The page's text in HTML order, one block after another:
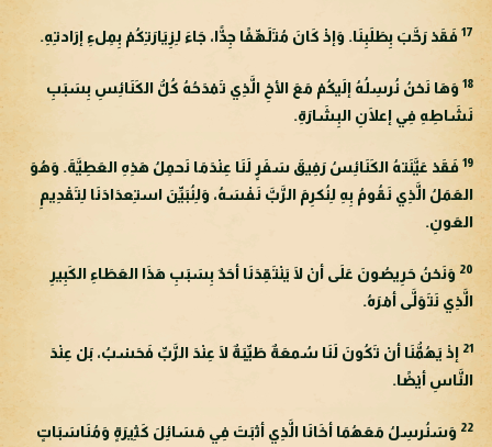
17 فَقَدْ رَحَّبَ بِطَلَبِنَا. وَإذْ كَانَ مُتَلَهِّفًا جِدًّا، جَاءَ لِزِيَارَتِكُمْ بِمِلءِ إرَادتِهِ.
18 وَهَا نَحْنُ نُرسِلُهُ إلَيكُمْ مَعَ الأخِ الَّذِي تَمْدَحُهُ كُلُّ الكَنَائِسِ بِسَبَبِ
نَشَاطِهِ فِي إعلَانِ البِشَارَةِ.
19 فَقَدْ عَيَّنَتهُ الكَنَائِسُ رَفِيقَ سَفَرٍ لَنَا عِنْدَمَا نَحمِلُ هَذِهِ العَطِيَّةَ. وَهُوَ
العَمَلُ الَّذِي نَقُومُ بِهِ لِنُكرِمَ الرَّبَّ نَفْسَهُ، وَلِنُبَيِّنَ استِعدَادَنَا لِتَقْدِيمِ
العَونِ.
20 وَنَحْنُ حَرِيصُونَ عَلَى أنْ لَا يَنْتَقِدَنَا أحَدٌ بِسَبَبِ هَذَا العَطَاءِ الكَبِيرِ
الَّذِي نَتَوَلَّى أمْرَهُ.
21
إذْ يَهُمُّنَا أنْ تَكُونَ لَنَا سُمعَةٌ طَيِّبَةٌ لَا عِنْدَ الرَّبِّ فَحَسْبُ، بَلْ عِنْدَ
النَّاسِ أيْضًا.
22 وَسَنُرسِلُ مَعَهُمَا أخَانَا الَّذِي أثبَتَ فِي مَسَائِلَ كَثِيرَةٍ وَمُنَاسَبَاتٍ